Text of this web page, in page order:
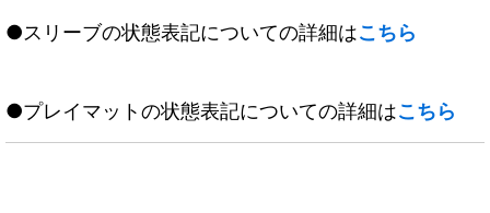
●スリーブの状態表記についての詳細はこちら
●プレイマットの状態表記についての詳細はこちら